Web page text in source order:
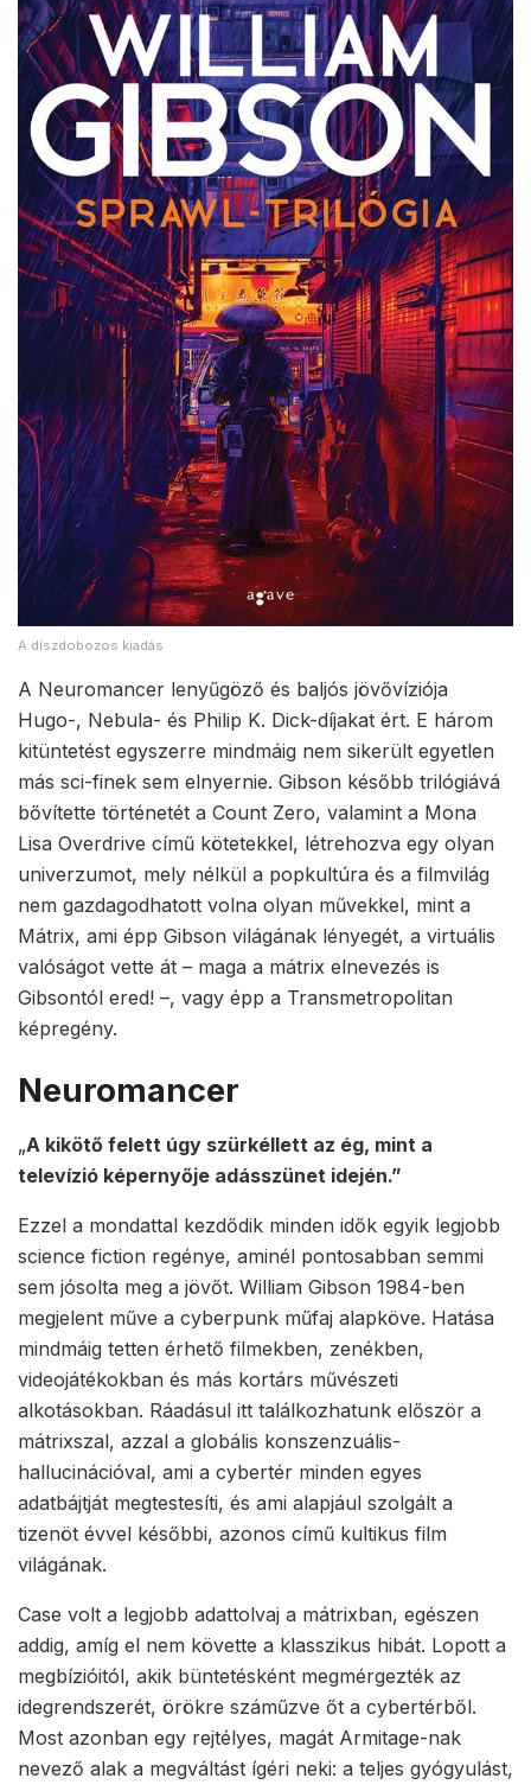
A díszdobozos kiadás
A Neuromancer lenyűgöző és baljós jövővíziója
Hugo-, Nebula- és Philip K. Dick-díjakat ért. E három
kitüntetést egyszerre mindmáig nem sikerült egyetlen
más sci-finek sem elnyernie. Gibson később trilógiává
bővítette történetét a Count Zero, valamint a Mona
Lisa Overdrive című kötetekkel, létrehozva egy olyan
univerzumot, mely nélkül a popkultúra és a filmvilág
nem gazdagodhatott volna olyan művekkel, mint a
Mátrix, ami épp Gibson világának lényegét, a virtuális
valóságot vette át – maga a mátrix elnevezés is
Gibsontól ered! –, vagy épp a Transmetropolitan
képregény.
Neuromancer
„A kikötő felett úgy szürkéllett az ég, mint a
televízió képernyője adásszünet idején.”
Ezzel a mondattal kezdődik minden idők egyik legjobb
science fiction regénye, aminél pontosabban semmi
sem jósolta meg a jövőt. William Gibson 1984-ben
megjelent műve a cyberpunk műfaj alapköve. Hatása
mindmáig tetten érhető filmekben, zenékben,
videojátékokban és más kortárs művészeti
alkotásokban. Ráadásul itt találkozhatunk először a
mátrixszal, azzal a globális konszenzuális-
hallucinációval, ami a cybertér minden egyes
adatbájtját megtestesíti, és ami alapjául szolgált a
tizenöt évvel későbbi, azonos című kultikus film
világának.
Case volt a legjobb adattolvaj a mátrixban, egészen
addig, amíg el nem követte a klasszikus hibát. Lopott a
megbízióitól, akik büntetésként megmérgezték az
idegrendszerét, örökre száműzve őt a cybertérből.
Most azonban egy rejtélyes, magát Armitage-nak
nevező alak a megváltást ígéri neki: a teljes gyógyulást,